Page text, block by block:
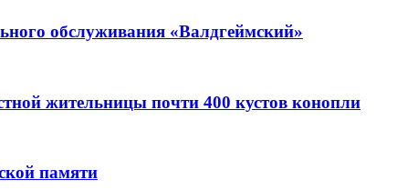
обслуживания «Валдгеймский»
жительницы почти 400 кустов конопли
памяти